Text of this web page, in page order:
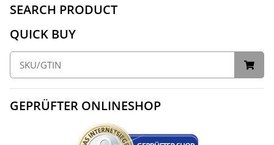
SEARCH PRODUCT
QUICK BUY
GEPRÜFTER ONLINESHOP